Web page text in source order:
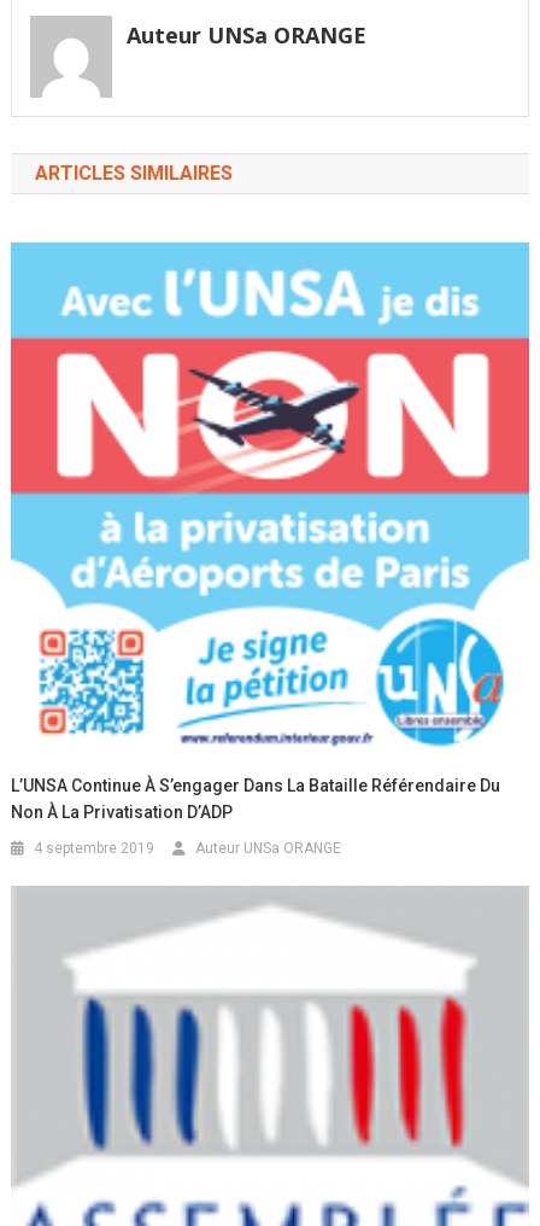
Auteur UNSa ORANGE
ARTICLES SIMILAIRES
L’UNSA Continue À S’engager Dans La Bataille Référendaire Du
Non À La Privatisation D’ADP
4 septembre 2019 Auteur UNSa ORANGE